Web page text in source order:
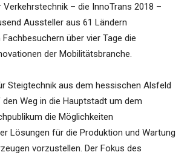
– die InnoTrans 2018 –
Aussteller aus 61 Ländern
über vier Tage die
der Mobilitätsbranche.
Steigtechnik aus dem hessischen Alsfeld
Weg in die Hauptstadt um dem
die Möglichkeiten
Lösungen für die Produktion und Wartung
vorzustellen. Der Fokus des